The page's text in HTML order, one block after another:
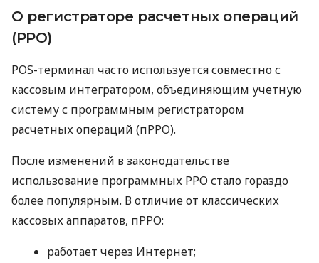
О регистраторе расчетных операций
(РРО)
POS-терминал часто используется совместно с
кассовым интегратором, объединяющим учетную
систему с программным регистратором
расчетных операций (пРРО).
После изменений в законодательстве
использование программных РРО стало гораздо
более популярным. В отличие от классических
кассовых аппаратов, пРРО:
работает через Интернет;